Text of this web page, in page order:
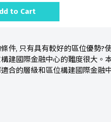
to Cart
件, 只有具有較好的區位優勢?
建國際金融中心的難度很大。
合的層級和區位構建國際金融